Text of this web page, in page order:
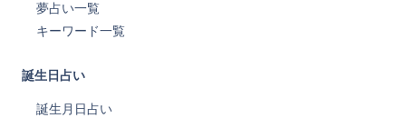
夢占い一覧
キーワード一覧
誕生日占い
誕生月日占い